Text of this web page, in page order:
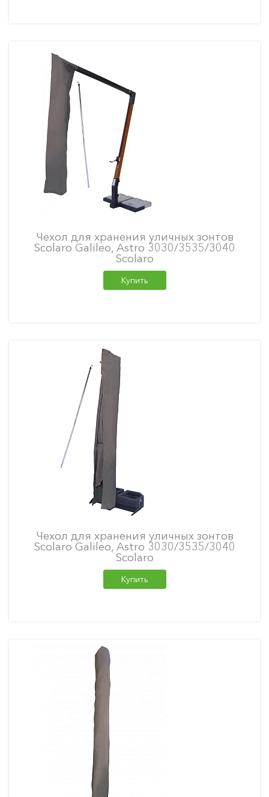
Чехол для хранения уличных зонтов
Scolaro Galileo, Astro 3030/3535/3040
Scolaro
Купить
Чехол для хранения уличных зонтов
Scolaro Galileo, Astro 3030/3535/3040
Scolaro
Купить